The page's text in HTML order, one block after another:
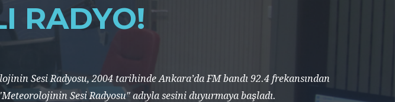
RADYO!
Sesi Radyosu, 2004 tarihinde Ankara’da FM bandı 92.4 frekansından
Sesi Radyosu" adıyla sesini duyurmaya başladı.